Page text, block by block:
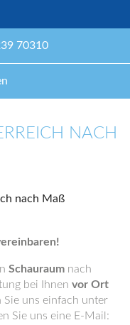
70310
NACH
Schauraum nach
bei Ihnen vor Ort
Sie uns einfach unter
Sie uns eine E-Mail: